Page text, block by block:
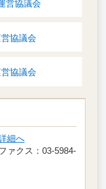
営協議会
協議会
協議会
細へ
ァクス：03-5984-